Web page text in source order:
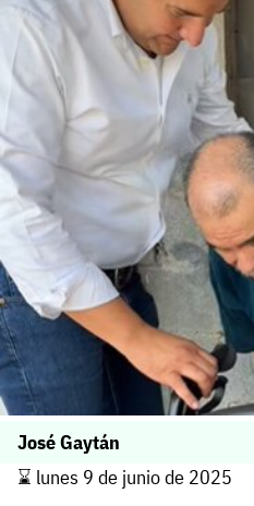
José Gaytán
⌛️ lunes 9 de junio de 2025